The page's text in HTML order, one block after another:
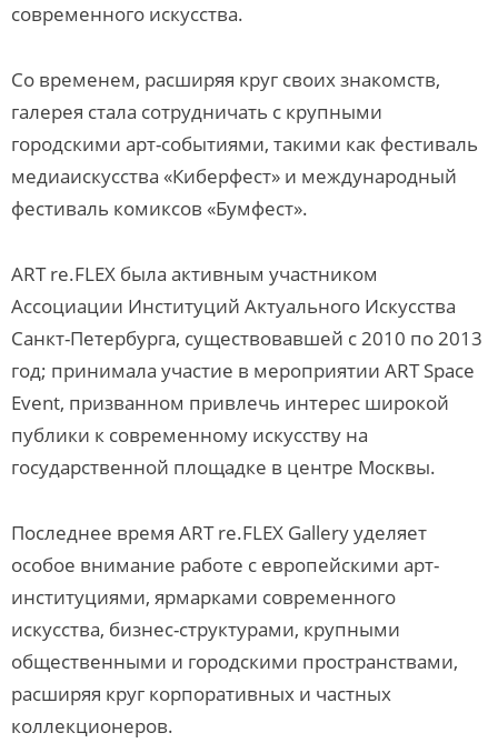
современного искусства.
Со временем, расширяя круг своих знакомств,
галерея стала сотрудничать с крупными
городскими арт-событиями, такими как фестиваль
медиаискусства «Киберфест» и международный
фестиваль комиксов «Бумфест».
ART re.FLEX была активным участником
Ассоциации Институций Актуального Искусства
Санкт-Петербурга, существовавшей с 2010 по 2013
год; принимала участие в мероприятии ART Space
Event, призванном привлечь интерес широкой
публики к современному искусству на
государственной площадке в центре Москвы.
Последнее время ART re.FLEX Gallery уделяет
особое внимание работе с европейскими арт-
институциями, ярмарками современного
искусства, бизнес-структурами, крупными
общественными и городскими пространствами,
расширяя круг корпоративных и частных
коллекционеров.